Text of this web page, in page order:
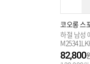
코오롱 스
하절 남성
82,800